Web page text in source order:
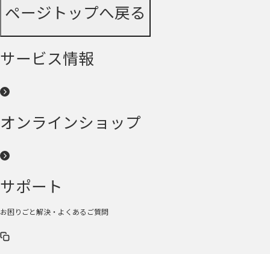
ページトップへ戻る
サービス情報
オンラインショップ
サポート
お困りごと解決・よくあるご質問